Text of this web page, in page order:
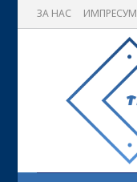
ЗА НАС ИМПРЕСУМ